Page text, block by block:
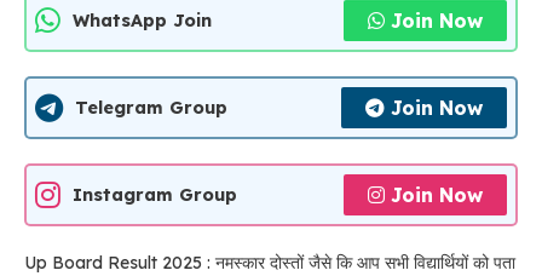
WhatsApp Join Join Now
Telegram Group Join Now
Instagram Group Join Now
Up Board Result 2025 : नमस्कार दोस्तों जैसे कि आप सभी विद्यार्थियों को पता